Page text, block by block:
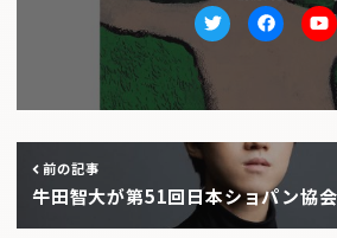
Twitter
前の記事
牛田智大が第51回日本ショパン協